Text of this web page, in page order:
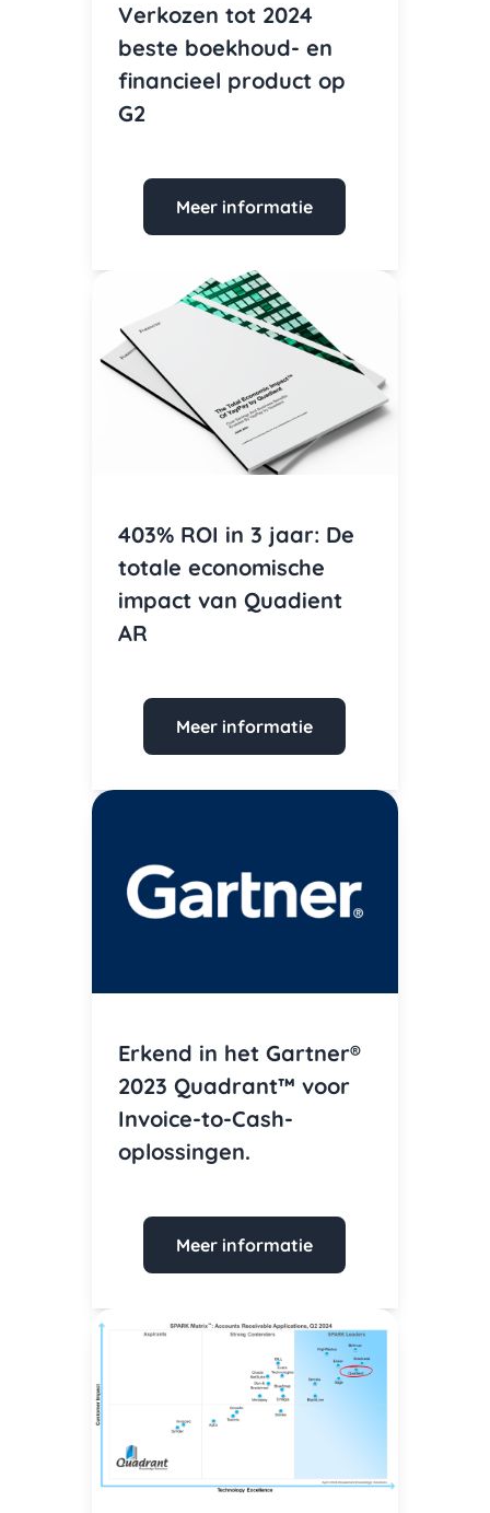
Verkozen tot 2024
beste boekhoud- en
financieel product op
G2
Meer informatie
403% ROI in 3 jaar: De
totale economische
impact van Quadient
AR
Meer informatie
Erkend in het Gartner®
2023 Quadrant™ voor
Invoice-to-Cash-
oplossingen.
Meer informatie